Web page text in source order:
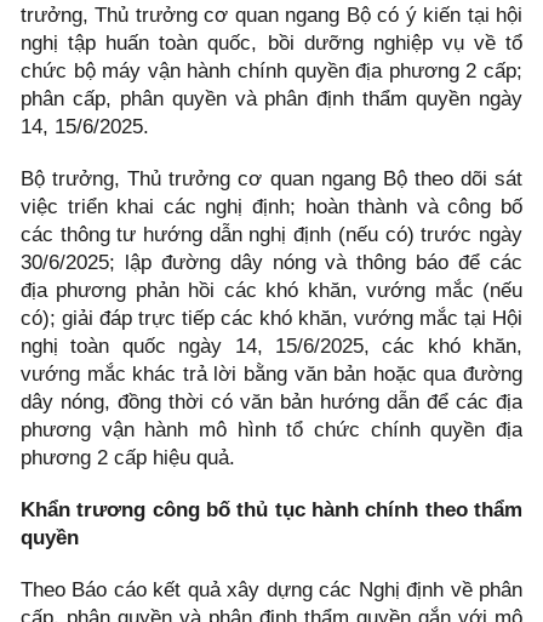
trưởng, Thủ trưởng cơ quan ngang Bộ có ý kiến tại hội
nghị tập huấn toàn quốc, bồi dưỡng nghiệp vụ về tổ
chức bộ máy vận hành chính quyền địa phương 2 cấp;
phân cấp, phân quyền và phân định thẩm quyền ngày
14, 15/6/2025.
Bộ trưởng, Thủ trưởng cơ quan ngang Bộ theo dõi sát
việc triển khai các nghị định; hoàn thành và công bố
các thông tư hướng dẫn nghị định (nếu có) trước ngày
30/6/2025; lập đường dây nóng và thông báo để các
địa phương phản hồi các khó khăn, vướng mắc (nếu
có); giải đáp trực tiếp các khó khăn, vướng mắc tại Hội
nghị toàn quốc ngày 14, 15/6/2025, các khó khăn,
vướng mắc khác trả lời bằng văn bản hoặc qua đường
dây nóng, đồng thời có văn bản hướng dẫn để các địa
phương vận hành mô hình tổ chức chính quyền địa
phương 2 cấp hiệu quả.
Khẩn trương công bố thủ tục hành chính theo thẩm
quyền
Theo Báo cáo kết quả xây dựng các Nghị định về phân